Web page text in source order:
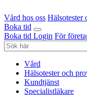
Vård hos oss Hälsotester
Boka tid
Boka tid Login För
Vård
Hälsotester och
Kundtjänst
Specialistläkare